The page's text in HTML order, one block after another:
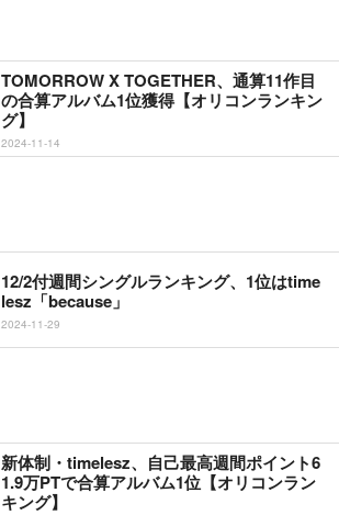
TOMORROW X TOGETHER、通算11作目
の合算アルバム1位獲得【オリコンランキン
グ】
2024-11-14
12/2付週間シングルランキング、1位はtime
lesz「because」
2024-11-29
新体制・timelesz、自己最高週間ポイント6
1.9万PTで合算アルバム1位【オリコンラン
キング】